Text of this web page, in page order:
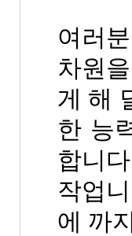
여러
차원
게 해
한 능
합니다
작업
에 까